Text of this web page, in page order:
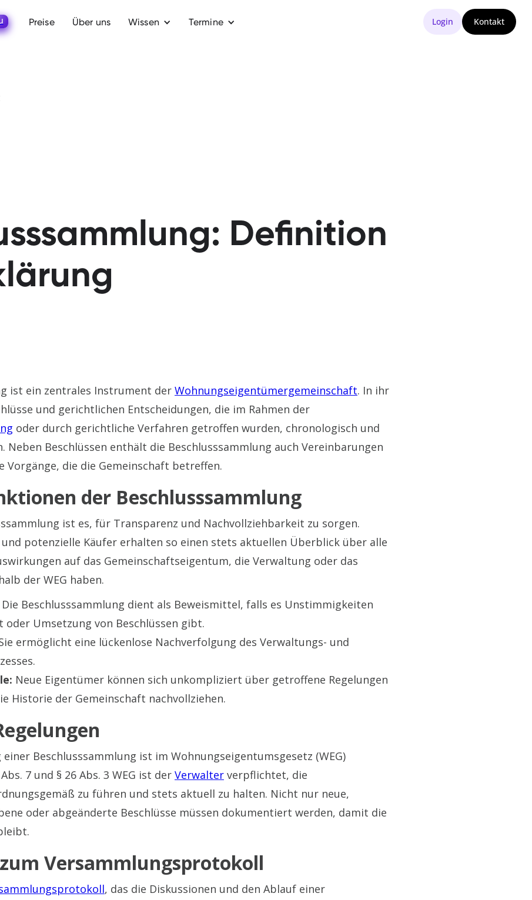
Preise Über uns Wissen Termine Login Kontakt
Definition
ist ein zentrales Instrument der Wohnungseigentümergemeinschaft. In ihr
und gerichtlichen Entscheidungen, die im Rahmen der
oder durch gerichtliche Verfahren getroffen wurden, chronologisch und
Beschlüssen enthält die Beschlusssammlung auch Vereinbarungen
Vorgänge, die die Gemeinschaft betreffen.
der Beschlusssammlung
ist es, für Transparenz und Nachvollziehbarkeit zu sorgen.
potenzielle Käufer erhalten so einen stets aktuellen Überblick über alle
auf das Gemeinschaftseigentum, die Verwaltung oder das
der WEG haben.
Die Beschlusssammlung dient als Beweismittel, falls es Unstimmigkeiten
Umsetzung von Beschlüssen gibt.
ermöglicht eine lückenlose Nachverfolgung des Verwaltungs- und
Neue Eigentümer können sich unkompliziert über getroffene Regelungen
Historie der Gemeinschaft nachvollziehen.
Beschlusssammlung ist im Wohnungseigentumsgesetz (WEG)
7 und § 26 Abs. 3 WEG ist der Verwalter verpflichtet, die
zu führen und stets aktuell zu halten. Nicht nur neue,
oder abgeänderte Beschlüsse müssen dokumentiert werden, damit die
Versammlungsprotokoll
, das die Diskussionen und den Ablauf einer